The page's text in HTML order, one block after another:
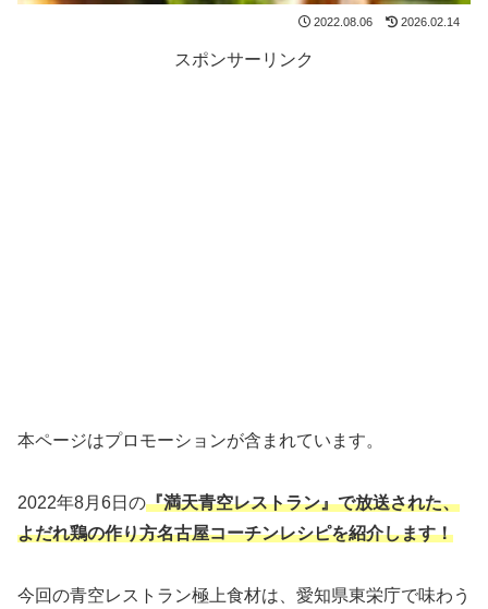
2022.08.06 2026.02.14
スポンサーリンク
本ページはプロモーションが含まれています。
2022年8月6日の『満天青空レストラン』で放送された、
よだれ鶏の作り方名古屋コーチンレシピを紹介します！
今回の青空レストラン極上食材は、愛知県東栄庁で味わう